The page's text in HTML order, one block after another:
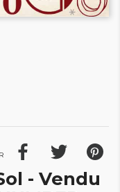
- Vendu